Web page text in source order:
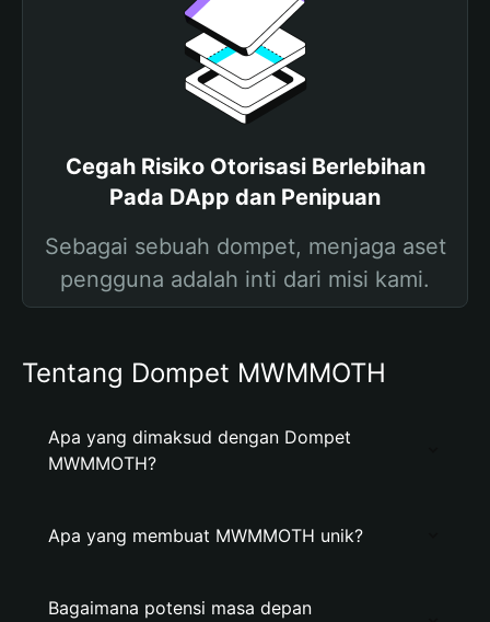
Cegah Risiko Otorisasi Berlebihan
Pada DApp dan Penipuan
Sebagai sebuah dompet, menjaga aset
pengguna adalah inti dari misi kami.
Tentang Dompet MWMMOTH
Apa yang dimaksud dengan Dompet
MWMMOTH?
Apa yang membuat MWMMOTH unik?
Bagaimana potensi masa depan